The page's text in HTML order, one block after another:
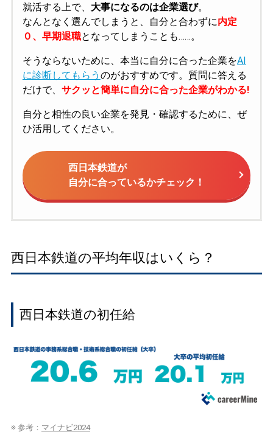
就活する上で、 大事になるのは企業選び。
なんとなく選んでしまうと、自分と合わずに内定
０、早期退職となってしまうことも……。
そうならないために、本当に自分に合った企業をAI
に診断してもらう のがおすすめです。質問に答える
だけで、 サクッと簡単に自分に合った企業がわかる!
自分と相性の良い企業を発見・確認するために、ぜ
ひ活用してください。
西日本鉄道が
自分に合っているかチェック！
西日本鉄道の平均年収はいくら？
西日本鉄道の初任給
※ 参考： マイナビ2024